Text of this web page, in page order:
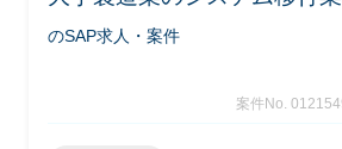
のSAP求人・案件
案件No.